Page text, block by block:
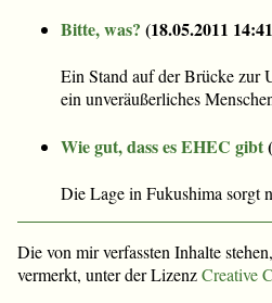
Bitte, was? (18.05.2011 14:41
Ein Stand auf der Brücke zur
ein unveräußerliches
Wie gut, dass es EHEC gibt(
Die Lage in Fukushima sorgt
Die von mir verfassten Inhalte
vermerkt, unter der LizenzCreative